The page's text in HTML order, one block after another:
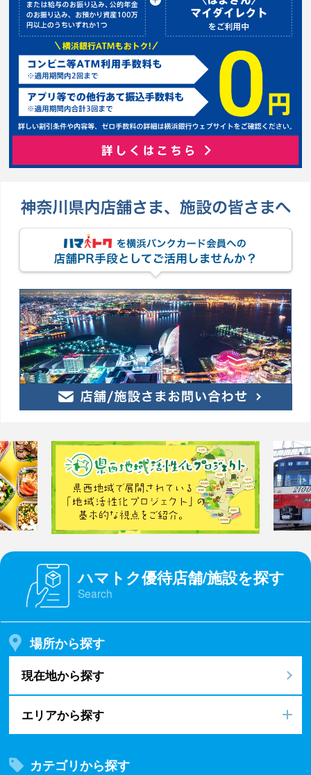
ハマトク優待店舗/施設を探す
Search
場所から探す
現在地から探す
エリアから探す
カテゴリから探す